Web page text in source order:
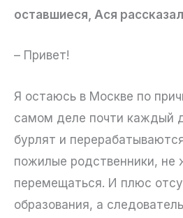
оставшиеся, Ася
– Привет!
Я остаюсь в Москве по
самом деле почти каждый
бурлят и
пожилые родственники,
перемещаться. И плюс
образования, а